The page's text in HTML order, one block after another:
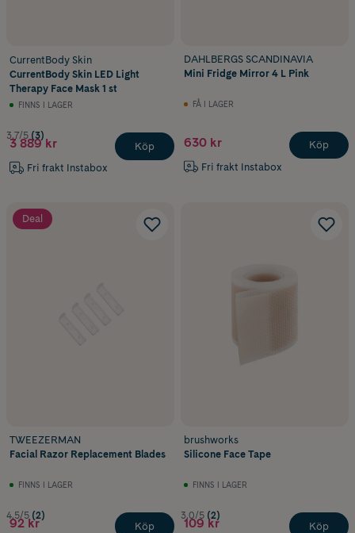
CurrentBody Skin
CurrentBody Skin LED Light
Therapy Face Mask 1 st
FINNS I LAGER
3.7/5 (3)
3 889 kr
Fri frakt Instabox
Köp
DAHLBERGS SCANDINAVIA
Mini Fridge Mirror 4 L Pink
FÅ I LAGER
630 kr
Fri frakt Instabox
Köp
Deal
TWEEZERMAN
Facial Razor Replacement Blades
FINNS I LAGER
4.5/5 (2)
92 kr Köp
brushworks
Silicone Face Tape
FINNS I LAGER
3.0/5 (2)
109 kr Köp